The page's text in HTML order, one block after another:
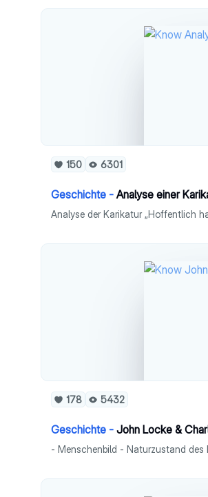
150 6301
Geschichte -Analyse einer
178 5432
Geschichte - John Locke &